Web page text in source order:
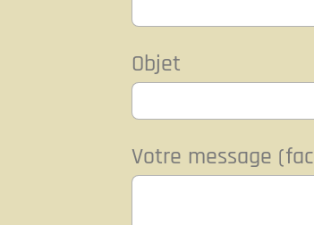
Objet
Votre message